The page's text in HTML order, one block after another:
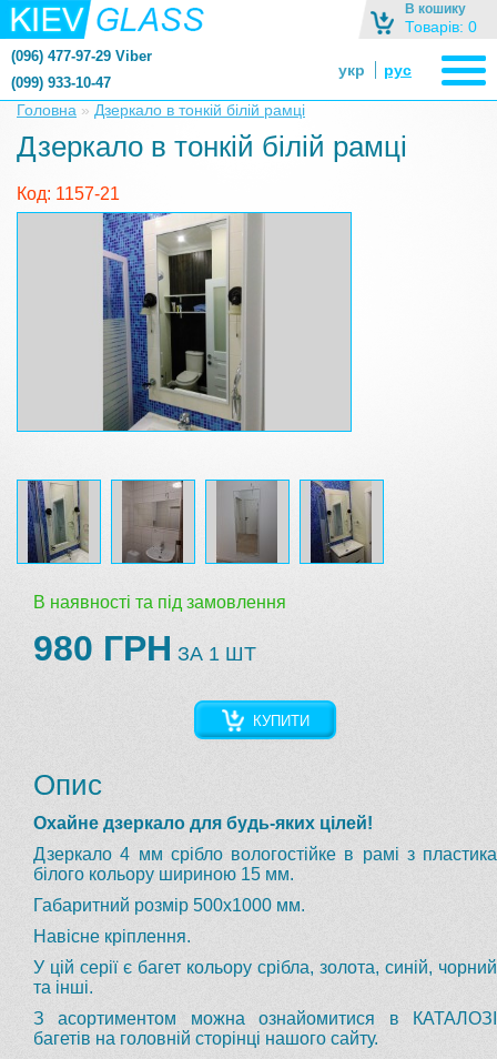
В кошику
Товарів: 0
(096) 477-97-29 Viber
(099) 933-10-47
zerkalonazakaz@gmail.com
укр рус
Головна » Дзеркало в тонкій білій рамці
Дзеркало в тонкій білій рамці
Код: 1157-21
В наявності та під замовлення
980 ГРН ЗА 1 ШТ
КУПИТИ
Опис
Охайне дзеркало для будь-яких цілей!
Дзеркало 4 мм срібло вологостійке в рамі з пластика
білого кольору шириною 15 мм.
Габаритний розмір 500х1000 мм.
Навісне кріплення.
У цій серії є багет кольору срібла, золота, синій, чорний
та інші.
З асортиментом можна ознайомитися в КАТАЛОЗІ
багетів на головній сторінці нашого сайту.